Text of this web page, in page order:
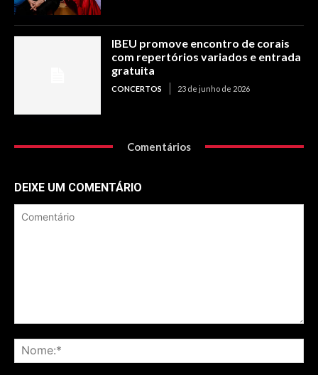
IBEU promove encontro de corais
com repertórios variados e entrada
gratuita
CONCERTOS 23 de junho de 2026
Comentários
DEIXE UM COMENTÁRIO